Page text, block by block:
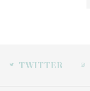
TWITTER